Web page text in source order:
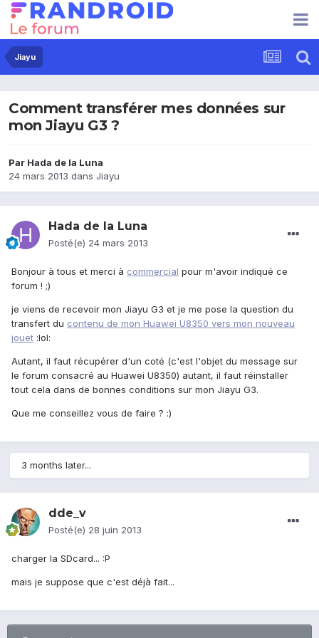
Jiayu
Comment transférer mes données sur
mon Jiayu G3 ?
Par Hada de la Luna
24 mars 2013 dans Jiayu
Hada de la Luna
Posté(e) 24 mars 2013
Bonjour à tous et merci à commercial pour m'avoir indiqué ce
forum ! ;)
je viens de recevoir mon Jiayu G3 et je me pose la question du
transfert du contenu de mon Huawei U8350 vers mon nouveau
jouet :lol:
Autant, il faut récupérer d'un coté (c'est l'objet du message sur
le forum consacré au Huawei U8350) autant, il faut réinstaller
tout cela dans de bonnes conditions sur mon Jiayu G3.
Que me conseillez vous de faire ? :)
3 months later...
dde_v
Posté(e) 28 juin 2013
charger la SDcard... :P
mais je suppose que c'est déjà fait...